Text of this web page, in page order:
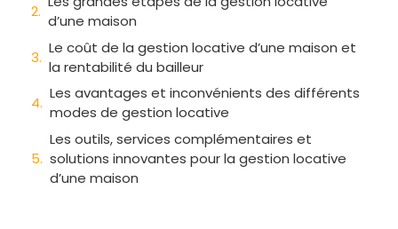
d’une maison
Le coût de la gestion locative d’une maison et
la rentabilité du bailleur
Les avantages et inconvénients des différents
modes de gestion locative
Les outils, services complémentaires et
solutions innovantes pour la gestion locative
d’une maison